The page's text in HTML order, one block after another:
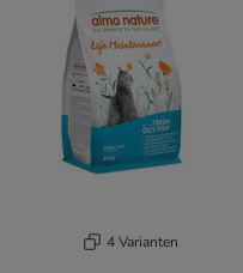
4 Varianten